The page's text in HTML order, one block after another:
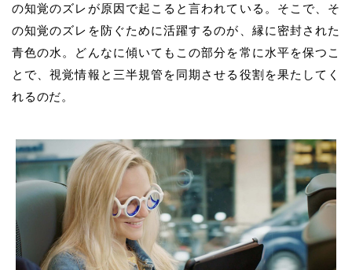
の知覚のズレが原因で起こると言われている。そこで、そ
の知覚のズレを防ぐために活躍するのが、縁に密封された
青色の水。どんなに傾いてもこの部分を常に水平を保つこ
とで、視覚情報と三半規管を同期させる役割を果たしてく
れるのだ。